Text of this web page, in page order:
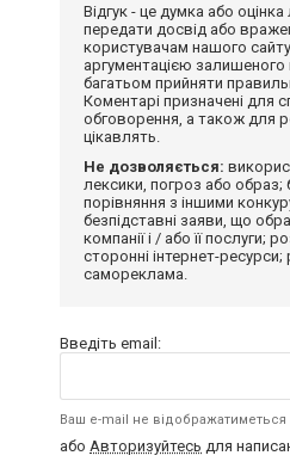
Відгук - це думка або
передати досвід або
користувачам нашого
аргументацією
багатьом прийняти
Коментарі призначені для
обговорення, а також для
цікавлять.
Не дозволяється:
лексики, погроз або образ;
порівняння з іншими
безпідставні заяви, що
компанії і / або її послуги;
сторонні інтернет-
самореклама.
Введіть email:
Ваш e-mail не відображатиметься
або Авторизуйтесь для